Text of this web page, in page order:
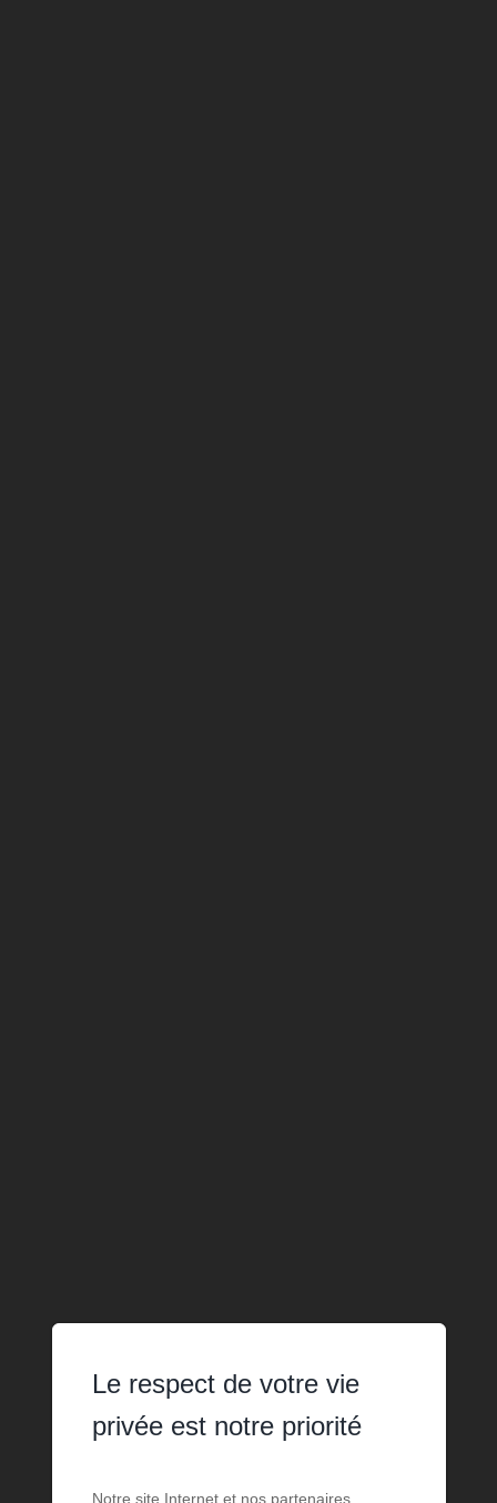
Le respect de votre vie
privée est notre priorité
Notre site Internet et nos partenaires